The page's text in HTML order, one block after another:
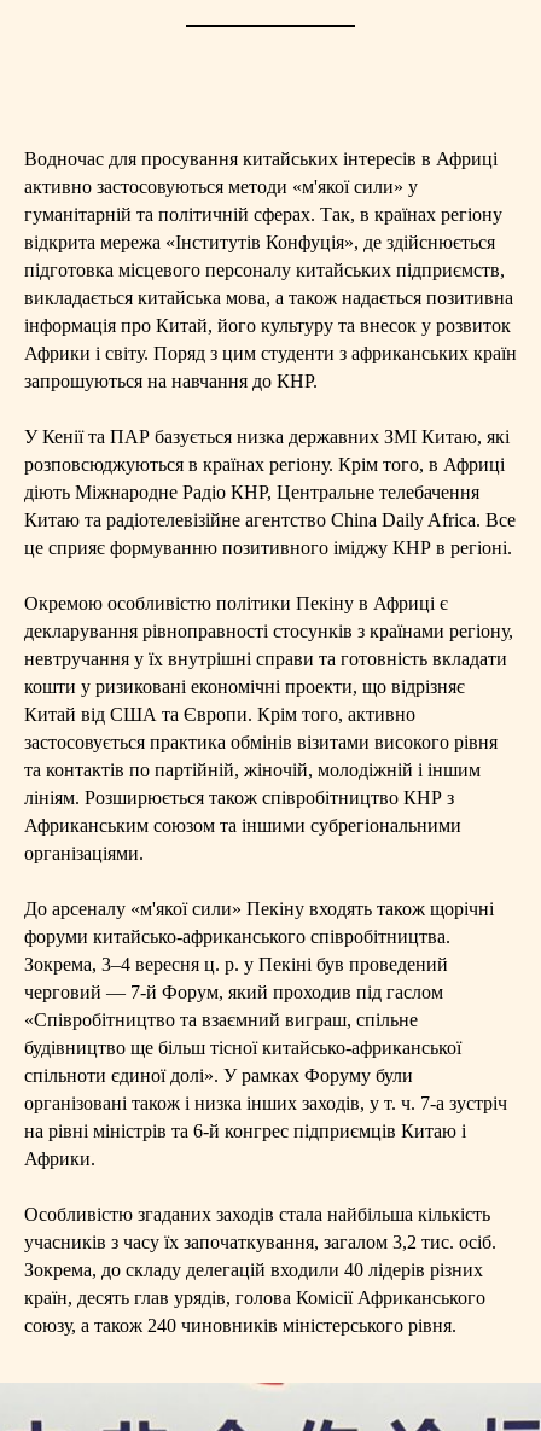
Водночас для просування китайських інтересів в Африці
активно застосовуються методи «м'якої сили» у
гуманітарній та політичній сферах. Так, в країнах регіону
відкрита мережа «Інститутів Конфуція», де здійснюється
підготовка місцевого персоналу китайських підприємств,
викладається китайська мова, а також надається позитивна
інформація про Китай, його культуру та внесок у розвиток
Африки і світу. Поряд з цим студенти з африканських країн
запрошуються на навчання до КНР.
У Кенії та ПАР базується низка державних ЗМІ Китаю, які
розповсюджуються в країнах регіону. Крім того, в Африці
діють Міжнародне Радіо КНР, Центральне телебачення
Китаю та радіотелевізійне агентство China Daily Africa. Все
це сприяє формуванню позитивного іміджу КНР в регіоні.
Окремою особливістю політики Пекіну в Африці є
декларування рівноправності стосунків з країнами регіону,
невтручання у їх внутрішні справи та готовність вкладати
кошти у ризиковані економічні проекти, що відрізняє
Китай від США та Європи. Крім того, активно
застосовується практика обмінів візитами високого рівня
та контактів по партійній, жіночій, молодіжній і іншим
лініям. Розширюється також співробітництво КНР з
Африканським союзом та іншими субрегіональними
організаціями.
До арсеналу «м'якої сили» Пекіну входять також щорічні
форуми китайсько-африканського співробітництва.
Зокрема, 3–4 вересня ц. р. у Пекіні був проведений
черговий — 7-й Форум, який проходив під гаслом
«Співробітництво та взаємний виграш, спільне
будівництво ще більш тісної китайсько-африканської
спільноти єдиної долі». У рамках Форуму були
організовані також і низка інших заходів, у т. ч. 7-а зустріч
на рівні міністрів та 6-й конгрес підприємців Китаю і
Африки.
Особливістю згаданих заходів стала найбільша кількість
учасників з часу їх започаткування, загалом 3,2 тис. осіб.
Зокрема, до складу делегацій входили 40 лідерів різних
країн, десять глав урядів, голова Комісії Африканського
союзу, а також 240 чиновників міністерського рівня.